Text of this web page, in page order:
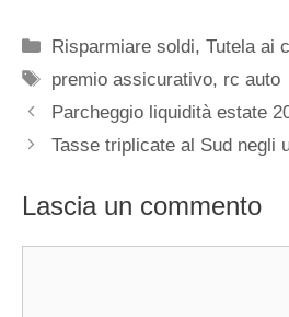
Categorie
Risparmiare soldi,Tutela ai
Tag
premio assicurativo, rc auto
Parcheggio liquidità estate
Tasse triplicate al Sud negli
Lascia un commento